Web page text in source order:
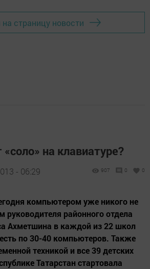
на страницу новости
на клавиатуре?
- 06:29 907 0 0
компьютером уже никого не
руководителя районного отдела
Ахметшина в каждой из 22 школ
по 30-40 компьютеров. Также
техникой и все 39 детских
Татарстан стартовала